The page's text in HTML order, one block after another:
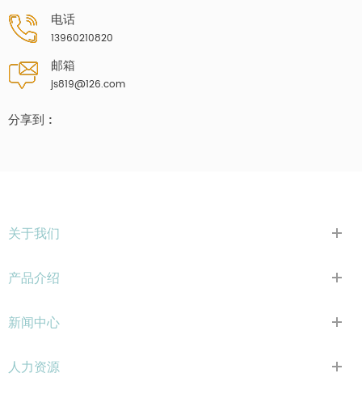
电话
13960210820
邮箱
js819@126.com
分享到 :
关于我们
产品介绍
新闻中心
人力资源